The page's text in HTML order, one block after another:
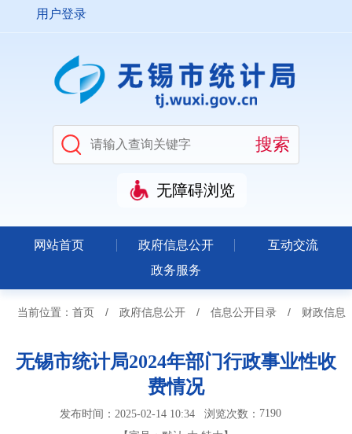
用户登录
无障碍浏览
网站首页 政府信息公开
互动交流
政务服务
当前位置： 首页 / 政府信息公开 / 信息公开目录 / 财政信息
无锡市统计局2024年部门行政事业性收
费情况
发布时间：2025-02-14 10:34浏览次数： 7190